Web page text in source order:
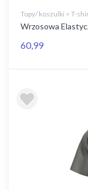
Topy/ koszulki > T-
Wrzosowa
60,99